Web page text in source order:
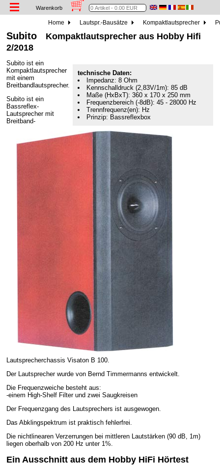
Warenkorb
Home Lautspr.-Bausätze Kompaktlautsprecher
Subito Kompaktlautsprecher aus Hobby Hifi
2/2018
technische Daten:
Impedanz: 8 Ohm
Kennschalldruck (2,83V/1m): 85 dB
Maße (HxBxT): 360 x 170 x 250 mm
Frequenzbereich (-8dB): 45 - 28000 Hz
Trennfrequenz(en): Hz
Prinzip: Bassreflexbox
Subito ist ein
Kompaktlautsprecher
mit einem
Breitbandlautsprecher.
Subito ist ein
Bassreflex-
Lautsprecher mit
Breitband-
Lautsprecherchassis Visaton B 100.
Der Lautsprecher wurde von Bernd Timmermanns entwickelt.
Die Frequenzweiche besteht aus:
-einem High-Shelf Filter und zwei Saugkreisen
Der Frequenzgang des Lautsprechers ist ausgewogen.
Das Abklingspektrum ist praktisch fehlerfrei.
Die nichtlinearen Verzerrungen bei mittleren Lautstärken (90 dB, 1m)
liegen oberhalb von 200 Hz unter 1%.
Ein Ausschnitt aus dem Hobby HiFi Hörtest